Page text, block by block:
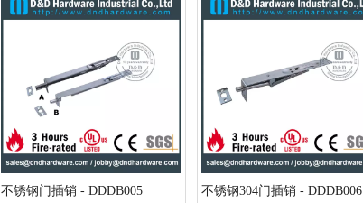
不锈钢门插销 - DDDB005 不锈钢304门插销 - DDDB006